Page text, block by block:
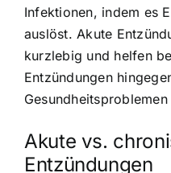
Infektionen, indem es
auslöst. Akute
kurzlebig und helfen
Entzündungen
Akute vs.
Entzündungen